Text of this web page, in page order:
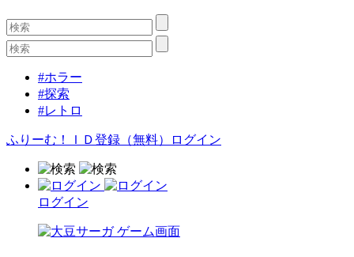
#ホラー
#探索
#レトロ
ふりーむ！ＩＤ登録（無料） ログイン
ログイン